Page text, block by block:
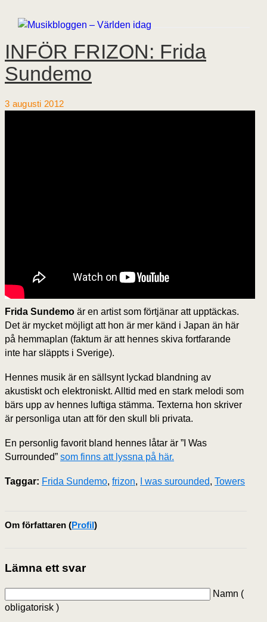
INFÖR FRIZON: Frida
Sundemo
3 augusti 2012
Frida Sundemo är en artist som förtjänar att upptäckas.
Det är mycket möjligt att hon är mer känd i Japan än här
på hemmaplan (faktum är att hennes skiva fortfarande
inte har släppts i Sverige).
Hennes musik är en sällsynt lyckad blandning av
akustiskt och elektroniskt. Alltid med en stark melodi som
bärs upp av hennes luftiga stämma. Texterna hon skriver
är personliga utan att för den skull bli privata.
En personlig favorit bland hennes låtar är ”I Was
Surrounded” som finns att lyssna på här.
Taggar: Frida Sundemo, frizon, I was surounded, Towers
Om författaren (Profil)
Lämna ett svar
Namn (
obligatorisk )